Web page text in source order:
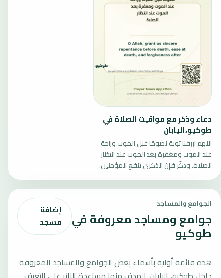
دعاء وذكر مع مواقيت الصلاة في
طوكيو، اليابان
اللهم ارزقنا توبة نصوحًا قبل الموت وراحة
عند الموت ومغفرة بعد الموت عند انتظار
الصلاة. وذكّر فإن الذكرى تنفع المؤمنين.
الجوامع والمساجد
جوامع ومساجد معروفة في
طوكيو
إضافة
مسجد
هذه قائمة أولية بأسماء بعض الجوامع والمساجد المعروفة